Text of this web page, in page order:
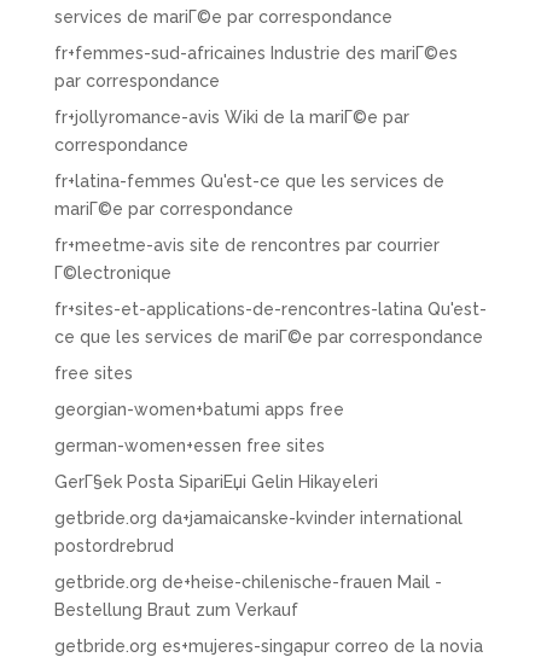
services de mariГ©e par correspondance
fr+femmes-sud-africaines Industrie des mariГ©es
par correspondance
fr+jollyromance-avis Wiki de la mariГ©e par
correspondance
fr+latina-femmes Qu'est-ce que les services de
mariГ©e par correspondance
fr+meetme-avis site de rencontres par courrier
Г©lectronique
fr+sites-et-applications-de-rencontres-latina Qu'est-
ce que les services de mariГ©e par correspondance
free sites
georgian-women+batumi apps free
german-women+essen free sites
GerГ§ek Posta SipariЕџi Gelin Hikayeleri
getbride.org da+jamaicanske-kvinder international
postordrebrud
getbride.org de+heise-chilenische-frauen Mail -
Bestellung Braut zum Verkauf
getbride.org es+mujeres-singapur correo de la novia